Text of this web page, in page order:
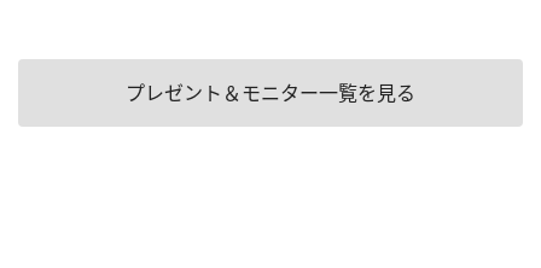
プレゼント＆モニター一覧を見る